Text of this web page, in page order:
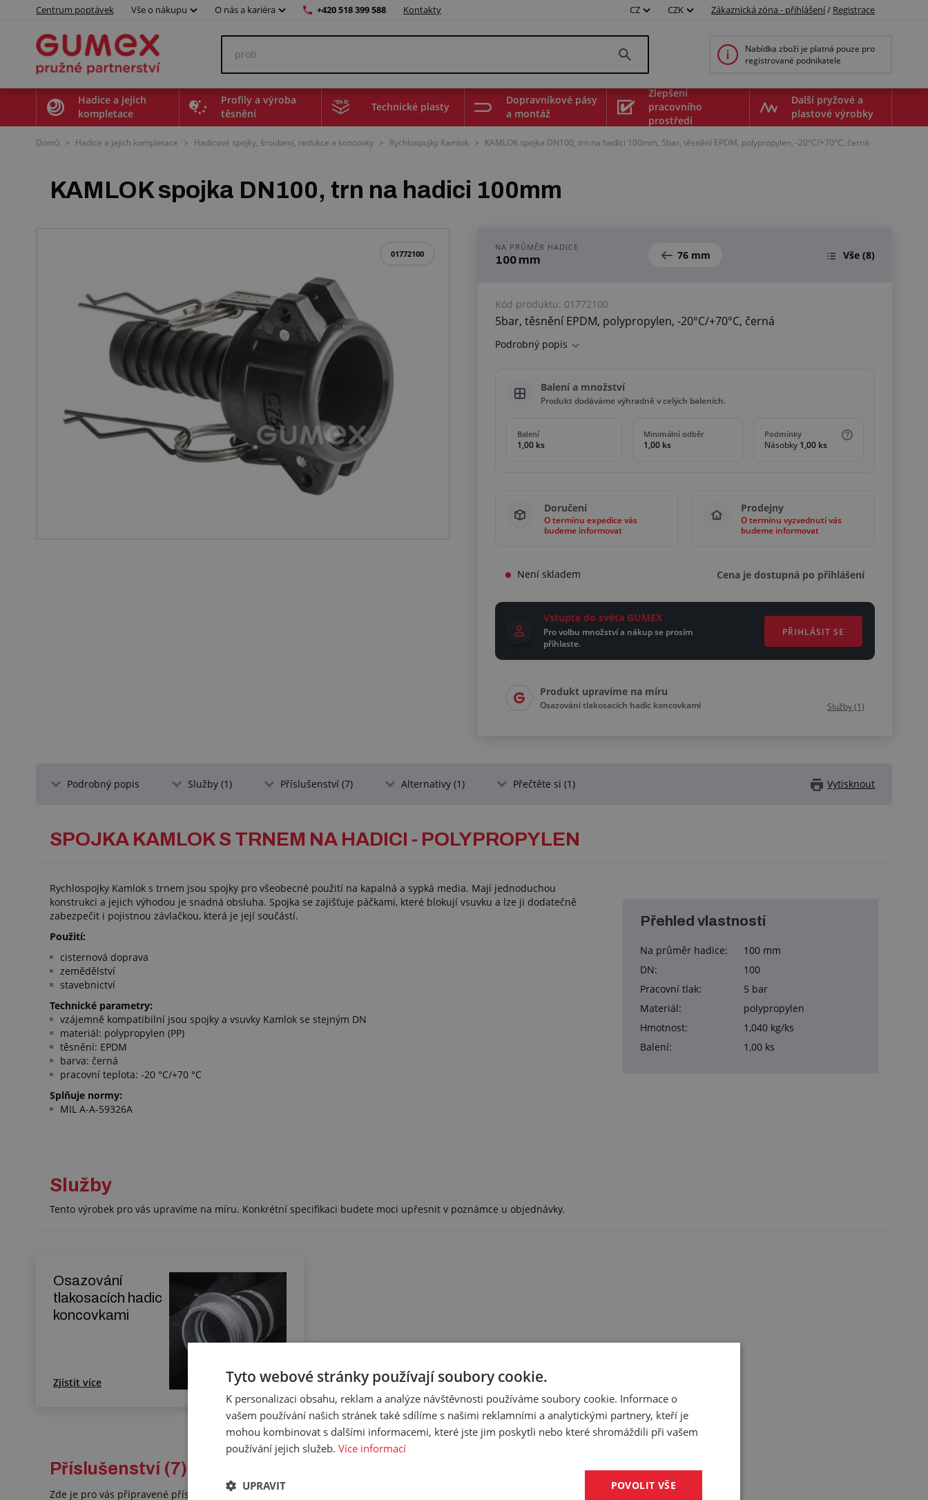
Centrum poptávek Vše o nákupu O nás a kariéra +420 518 399 588 Kontakty CZ CZK Zákaznická zóna - přihlášení/ Registrace
Nabídka zboží je platná pouze pro
registrované podnikatele
Hadice a jejich
kompletace
Profily a výroba
těsnění
Technické plasty
Dopravníkové pásy
a montáž
Zlepšení
pracovního
prostředí
Další pryžové a
plastové výrobky
Domů > Hadice a jejich kompletace > Hadicové spojky, šroubení, redukce a koncovky > Rychlospojky Kamlok > KAMLOK spojka DN100, trn na hadici 100mm, 5bar, těsnění EPDM, polypropylen, -20°C/+70°C, černá
KAMLOK spojka DN100, trn na hadici 100mm
01772100
NA PRŮMĚR HADICE
100 mm 76 mm Vše (8)
Kód produktu: 01772100
5bar, těsnění EPDM, polypropylen, -20°C/+70°C, černá
Podrobný popis
Balení a množství
Produkt dodáváme výhradně v celých baleních.
Balení
1,00 ks
Minimální odběr
1,00 ks
Podmínky
Násobky 1,00 ks
Doručení
O termínu expedice vás
budeme informovat
Prodejny
O termínu vyzvednutí vás
budeme informovat
Není skladem Cena je dostupná po přihlášení
Vstupte do světa GUMEX
Pro volbu množství a nákup se prosím
přihlaste.
PŘIHLÁSIT SE
Produkt upravíme na míru
Osazování tlakosacích hadic koncovkami Služby (1)
Podrobný popis Služby (1) Příslušenství (7) Alternativy (1) Přečtěte si (1) Vytisknout
SPOJKA KAMLOK S TRNEM NA HADICI - POLYPROPYLEN
Rychlospojky Kamlok s trnem jsou spojky pro všeobecné použití na kapalná a sypká media. Mají jednoduchou
konstrukci a jejich výhodou je snadná obsluha. Spojka se zajišťuje páčkami, které blokují vsuvku a lze ji dodatečně
zabezpečit i pojistnou závlačkou, která je její součástí.
Použití:
cisternová doprava
zemědělství
stavebnictví
Technické parametry:
vzájemně kompatibilní jsou spojky a vsuvky Kamlok se stejným DN
materiál: polypropylen (PP)
těsnění: EPDM
barva: černá
pracovní teplota: -20 °C/+70 °C
Splňuje normy:
MIL A-A-59326A
Přehled vlastností
Na průměr hadice:
100 mm
DN:
100
Pracovní tlak:
5 bar
Materiál:
polypropylen
Hmotnost:
1,040 kg/ks
Balení:
1,00 ks
Služby
Tento výrobek pro vás upravíme na míru. Konkrétní specifikaci budete moci upřesnit v poznámce u objednávky.
Osazování
tlakosacích hadic
koncovkami
Zjistit více
Příslušenství (7)
Zde je pro vás připravené příslušenství, které doporučujeme k tomuto produktu.
Tyto webové stránky používají soubory cookie.
K personalizaci obsahu, reklam a analýze návštěvnosti používáme soubory cookie. Informace o
vašem používání našich stránek také sdílíme s našimi reklamními a analytickými partnery, kteří je
mohou kombinovat s dalšími informacemi, které jste jim poskytli nebo které shromáždili při vašem
používání jejich služeb. Více informací
POVOLIT VŠE
UPRAVIT